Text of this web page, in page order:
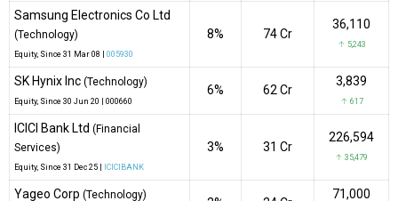
Samsung Electronics Co Ltd
(Technology)
Equity, Since 31 Mar 08 | 005930
8% ₹74 Cr
36,110
↑ 5,243
SK Hynix Inc (Technology)
Equity, Since 30 Jun 20 | 000660
6% ₹62 Cr
3,839
↑ 617
ICICI Bank Ltd (Financial
Services)
Equity, Since 31 Dec 25 | ICICIBANK
3% ₹31 Cr
226,594
↑ 35,479
Yageo Corp (Technology) 71,000